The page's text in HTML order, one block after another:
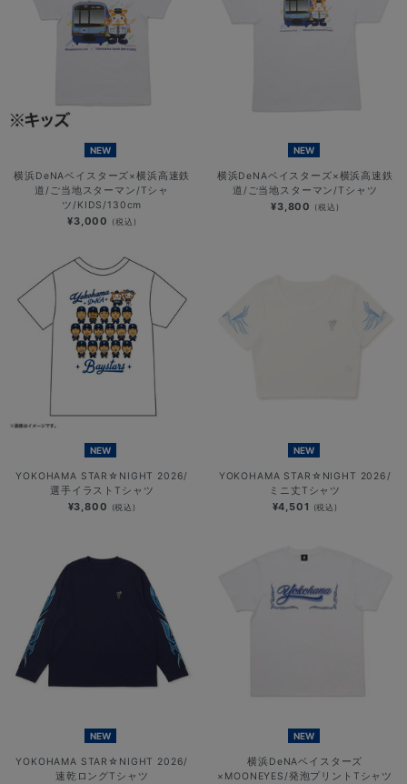
NEW
横浜DeNAベイスターズ×横浜高速鉄
道/ご当地スターマン/Tシャ
ツ/KIDS/130cm
¥3,000 (税込)
NEW
横浜DeNAベイスターズ×横浜高速鉄
道/ご当地スターマン/Tシャツ
¥3,800 (税込)
NEW
YOKOHAMA STAR☆NIGHT 2026/
選手イラストTシャツ
¥3,800 (税込)
NEW
YOKOHAMA STAR☆NIGHT 2026/
ミニ丈Tシャツ
¥4,501 (税込)
NEW
YOKOHAMA STAR☆NIGHT 2026/
速乾ロングTシャツ
NEW
横浜DeNAベイスターズ
×MOONEYES/発泡プリントTシャツ